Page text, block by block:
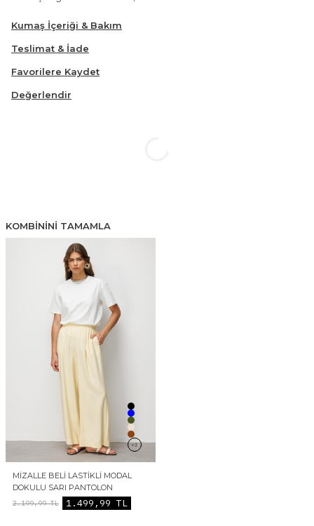
Kumaş İçeriği & Bakım
Teslimat & İade
Favorilere Kaydet
Değerlendir
KOMBININI TAMAMLA
+3
MIZALLE BELI LASTIKLI MODAL
DOKULU SARI PANTOLON
2.199,99TL 1.499,99 TL